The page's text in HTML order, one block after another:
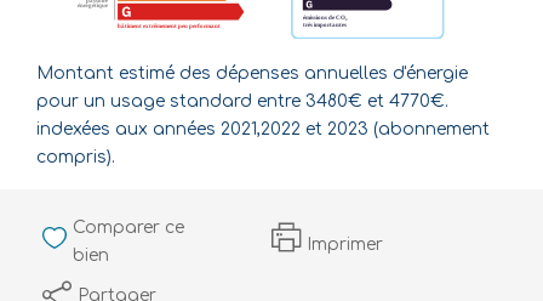
Montant estimé des dépenses annuelles d'énergie
pour un usage standard entre 3480€ et 4770€.
indexées aux années 2021,2022 et 2023 (abonnement
compris).
Comparer ce
bien
Imprimer
Partager